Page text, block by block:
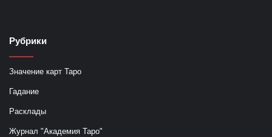
Рубрики
Значение карт Таро
Гадание
Расклады
Журнал "Академия Таро"